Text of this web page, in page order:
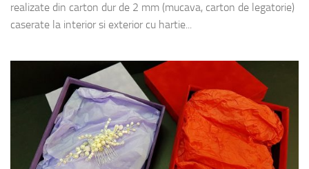
realizate din carton dur de 2 mm (mucava, carton de legatorie)
caserate la interior si exterior cu hartie...